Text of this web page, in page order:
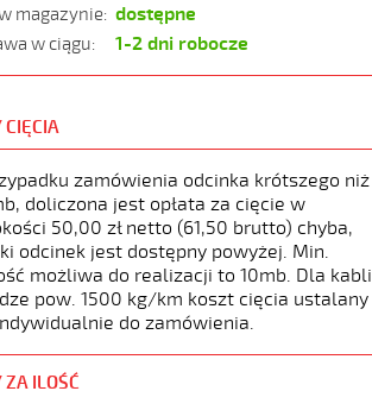
magazynie: dostępne
w ciągu: 1-2 dni robocze
CIĘCIA
zamówienia odcinka krótszego niż
doliczona jest opłata za cięcie w
50,00 zł netto (61,50 brutto) chyba,
odcinek jest dostępny powyżej. Min.
możliwa do realizacji to 10mb. Dla kabli
pow. 1500 kg/km koszt cięcia ustalany
do zamówienia.
ZA ILOŚĆ